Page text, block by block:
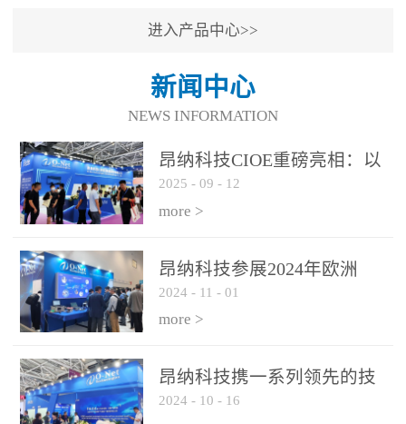
进入产品中心>>
新闻中心
NEWS INFORMATION
昂纳科技CIOE重磅亮相：以
光通信创新引擎，驱动AI与
算力互联新时代
2025 - 09 - 12
more >
昂纳科技参展2024年欧洲
ECOC展会
2024 - 11 - 01
more >
昂纳科技携一系列领先的技
术平台和优秀产品参展2024
2024 - 10 - 16